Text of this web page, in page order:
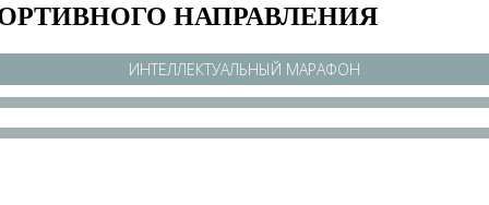
НАПРАВЛЕНИЯ
ИНТЕЛЛЕКТУАЛЬНЫЙ МАРАФОН